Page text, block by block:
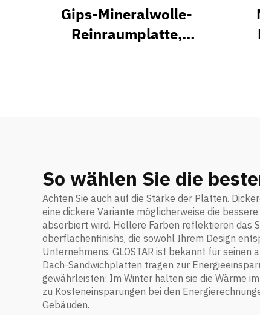
Gips-Mineralwolle-
Reinraumplatte,
So wählen Sie die
Achten Sie auch auf die Stärke der Platten.
eine dickere Variante möglicherweise die
absorbiert wird. Hellere Farben reflektieren das
oberflächenfinishs, die sowohl Ihrem Design
Unternehmens. GLOSTAR ist bekannt für
Dach-Sandwichplatten tragen zur
gewährleisten: Im Winter halten sie die Wärme
zu Kosteneinsparungen bei den
Gebäuden.